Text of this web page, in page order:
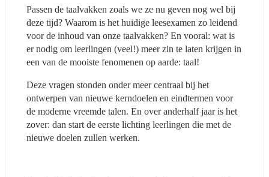
Passen de taalvakken zoals we ze nu geven nog wel bij
deze tijd? Waarom is het huidige leesexamen zo leidend
voor de inhoud van onze taalvakken? En vooral: wat is
er nodig om leerlingen (veel!) meer zin te laten krijgen in
een van de mooiste fenomenen op aarde: taal!
Deze vragen stonden onder meer centraal bij het
ontwerpen van nieuwe kerndoelen en eindtermen voor
de moderne vreemde talen. En over anderhalf jaar is het
zover: dan start de eerste lichting leerlingen die met de
nieuwe doelen zullen werken.